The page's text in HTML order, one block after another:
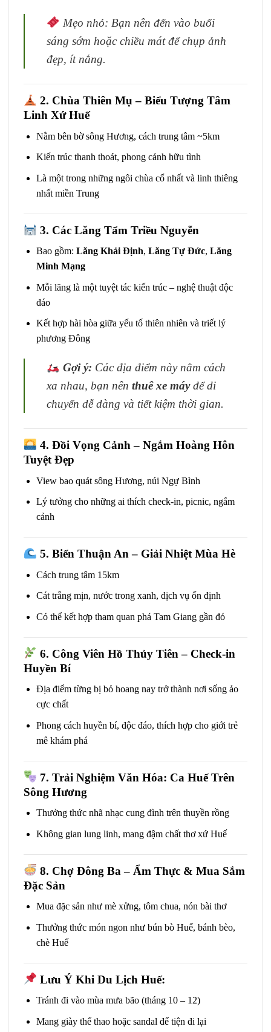
Mẹo nhỏ: Bạn nên đến vào buổi
sáng sớm hoặc chiều mát để chụp ảnh
đẹp, ít nắng.
2. Chùa Thiên Mụ – Biểu Tượng Tâm
Linh Xứ Huế
Nằm bên bờ sông Hương, cách trung tâm ~5km
Kiến trúc thanh thoát, phong cảnh hữu tình
Là một trong những ngôi chùa cổ nhất và linh thiêng
nhất miền Trung
3. Các Lăng Tẩm Triều Nguyễn
Bao gồm: Lăng Khải Định, Lăng Tự Đức, Lăng
Minh Mạng
Mỗi lăng là một tuyệt tác kiến trúc – nghệ thuật độc
đáo
Kết hợp hài hòa giữa yếu tố thiên nhiên và triết lý
phương Đông
Gợi ý: Các địa điểm này nằm cách
xa nhau, bạn nên thuê xe máyđể di
chuyển dễ dàng và tiết kiệm thời gian.
4. Đồi Vọng Cảnh – Ngắm Hoàng Hôn
Tuyệt Đẹp
View bao quát sông Hương, núi Ngự Bình
Lý tưởng cho những ai thích check-in, picnic, ngắm
cảnh
5. Biển Thuận An – Giải Nhiệt Mùa Hè
Cách trung tâm 15km
Cát trắng mịn, nước trong xanh, dịch vụ ổn định
Có thể kết hợp tham quan phá Tam Giang gần đó
6. Công Viên Hồ Thủy Tiên – Check-in
Huyền Bí
Địa điểm từng bị bỏ hoang nay trở thành nơi sống ảo
cực chất
Phong cách huyền bí, độc đáo, thích hợp cho giới trẻ
mê khám phá
7. Trải Nghiệm Văn Hóa: Ca Huế Trên
Sông Hương
Thưởng thức nhã nhạc cung đình trên thuyền rồng
Không gian lung linh, mang đậm chất thơ xứ Huế
8. Chợ Đông Ba – Ẩm Thực & Mua Sắm
Đặc Sản
Mua đặc sản như mè xửng, tôm chua, nón bài thơ
Thưởng thức món ngon như bún bò Huế, bánh bèo,
chè Huế
Lưu Ý Khi Du Lịch Huế:
Tránh đi vào mùa mưa bão (tháng 10 – 12)
Mang giày thể thao hoặc sandal để tiện đi lại